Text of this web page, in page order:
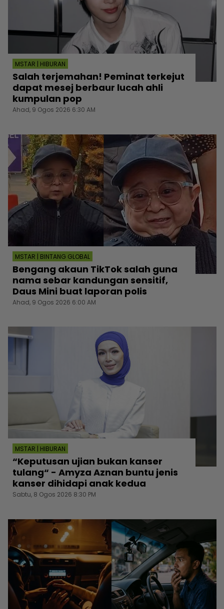
MSTAR | HIBURAN
Salah terjemahan! Peminat terkejut
dapat mesej berbaur lucah ahli
kumpulan pop
Ahad, 9 Ogos 2026 6:30 AM
MSTAR | BINTANG GLOBAL
Bengang akaun TikTok salah guna
nama sebar kandungan sensitif,
Daus Mini buat laporan polis
Ahad, 9 Ogos 2026 6:00 AM
MSTAR | HIBURAN
“Keputusan ujian bukan kanser
tulang“ - Amyza Aznan buntu jenis
kanser dihidapi anak kedua
Sabtu, 8 Ogos 2026 8:30 PM